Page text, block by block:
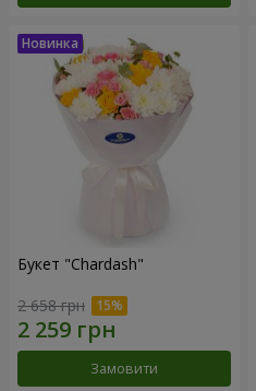
Букет "Chardash"
2 658 грн
Замовити